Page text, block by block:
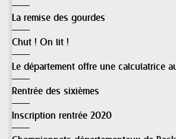
La remise des gourdes
Chut ! On lit !
Le département offre une calculatrice
Rentrée des sixièmes
Inscription rentrée 2020